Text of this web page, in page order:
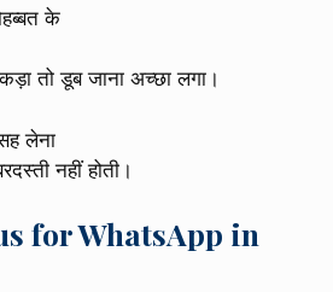
के
तो डूब जाना अच्छा लगा।
लेना
नहीं होती।
for WhatsApp in